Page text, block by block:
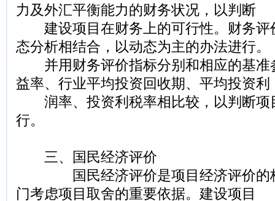
力及外汇平衡能力的财务状况，以判断
建设项目在财务上的可行性。财务评
态分析相结合，以动态为主的办法进行。
并用财务评价指标分别和相应的基
益率、行业平均投资回收期、平均投资利
润率、投资利税率相比较，以判断项
行。
三、国民经济评价
国民经济评价是项目经济评价的核
门考虑项目取舍的重要依据。建设项目